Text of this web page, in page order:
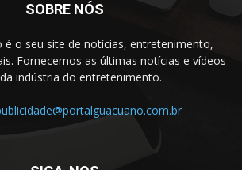
SOBRE NÓS
é o seu site de notícias, entretenimento,
Fornecemos as últimas notícias e vídeos
indústria do entretenimento.